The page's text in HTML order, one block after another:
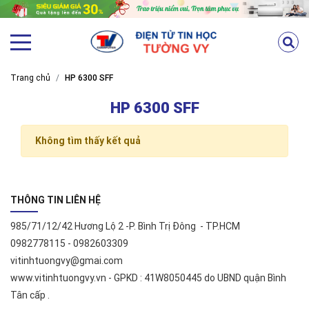
Trang chủ HP 6300 SFF
HP 6300 SFF
Không tìm thấy kết quả
THÔNG TIN LIÊN HỆ
985/71/12/42 Hương Lộ 2 -P. Bình Trị Đông - TP.HCM
0982778115 - 0982603309
vitinhtuongvy@gmai.com
www.vitinhtuongvy.vn - GPKD : 41W8050445 do UBND quận Bình
Tân cấp .